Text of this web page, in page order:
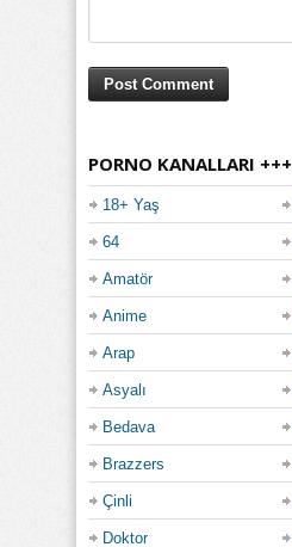
PORNO KANALLARI +++
18+ Yaş
64
Amatör
Anime
Arap
Asyalı
Bedava
Brazzers
Çinli
Doktor